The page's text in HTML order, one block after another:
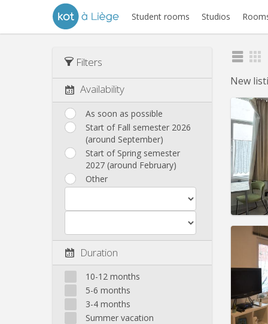
Student rooms Studios
Filters
Availability
As soon as possible
Start of Fall semester 2026
(around September)
Start of Spring semester
2027 (around February)
Other
Duration
10-12 months
5-6 months
3-4 months
Summer vacation
New
Rent: